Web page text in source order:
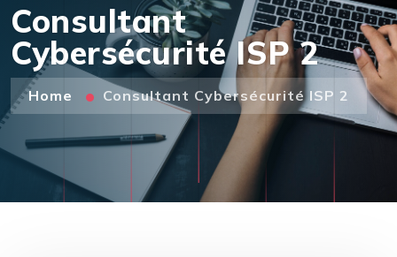
Consultant
Cybersécurité ISP 2
Home Consultant Cybersécurité ISP 2